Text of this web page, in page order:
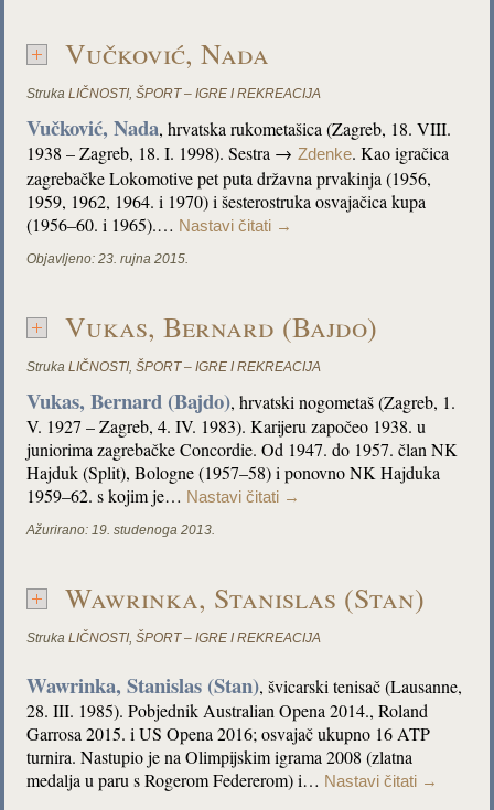
Vučković, Nada
Struka LIČNOSTI,ŠPORT – IGRE I REKREACIJA
Vučković, Nada, hrvatska rukometašica (Zagreb, 18. VIII.
1938 – Zagreb, 18. I. 1998). Sestra →Zdenke. Kao igračica
zagrebačke Lokomotive pet puta državna prvakinja (1956,
1959, 1962, 1964. i 1970) i šesterostruka osvajačica kupa
(1956–60. i 1965).… Nastavi čitati →
Objavljeno: 23. rujna 2015.
Vukas, Bernard (Bajdo)
Struka LIČNOSTI,ŠPORT – IGRE I REKREACIJA
Vukas, Bernard (Bajdo), hrvatski nogometaš (Zagreb, 1.
V. 1927 – Zagreb, 4. IV. 1983). Karijeru započeo 1938. u
juniorima zagrebačke Concordie. Od 1947. do 1957. član NK
Hajduk (Split), Bologne (1957–58) i ponovno NK Hajduka
1959–62. s kojim je… Nastavi čitati →
Ažurirano: 19. studenoga 2013.
Wawrinka, Stanislas (Stan)
Struka LIČNOSTI,ŠPORT – IGRE I REKREACIJA
Wawrinka, Stanislas (Stan), švicarski tenisač (Lausanne,
28. III. 1985). Pobjednik Australian Opena 2014., Roland
Garrosa 2015. i US Opena 2016; osvajač ukupno 16 ATP
turnira. Nastupio je na Olimpijskim igrama 2008 (zlatna
medalja u paru s Rogerom Federerom) i… Nastavi čitati →